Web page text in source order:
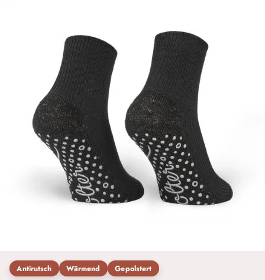
Antirutsch Wärmend Gepolstert